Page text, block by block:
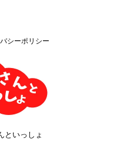
シーポリシー
いっしょ